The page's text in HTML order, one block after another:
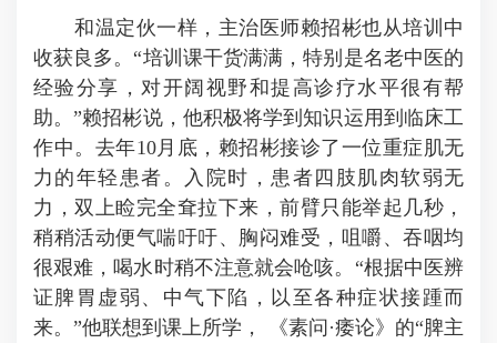
和温定伙一样，主治医师赖招彬也从培训中
收获良多。“培训课干货满满，特别是名老中医的
经验分享，对开阔视野和提高诊疗水平很有帮
助。”赖招彬说，他积极将学到知识运用到临床工
作中。去年10月底，赖招彬接诊了一位重症肌无
力的年轻患者。入院时，患者四肢肌肉软弱无
力，双上睑完全耷拉下来，前臂只能举起几秒，
稍稍活动便气喘吁吁、胸闷难受，咀嚼、吞咽均
很艰难，喝水时稍不注意就会呛咳。“根据中医辨
证脾胃虚弱、中气下陷，以至各种症状接踵而
来。”他联想到课上所学， 《素问·痿论》的“脾主